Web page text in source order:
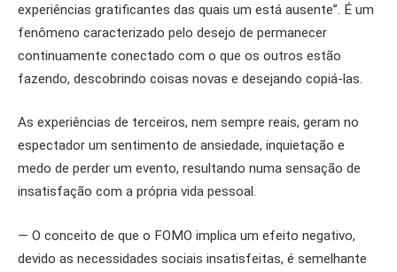
experiências gratificantes das quais um está ausente”. É um
fenômeno caracterizado pelo desejo de permanecer
continuamente conectado com o que os outros estão
fazendo, descobrindo coisas novas e desejando copiá-las.
As experiências de terceiros, nem sempre reais, geram no
espectador um sentimento de ansiedade, inquietação e
medo de perder um evento, resultando numa sensação de
insatisfação com a própria vida pessoal.
— O conceito de que o FOMO implica um efeito negativo,
devido as necessidades sociais insatisfeitas, é semelhante